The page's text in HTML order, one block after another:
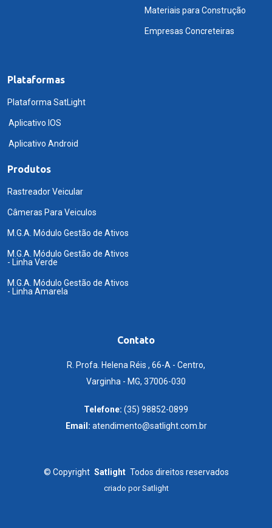
Materiais para Construção
Empresas Concreteiras
Plataformas
Plataforma SatLight
Aplicativo IOS
Aplicativo Android
Produtos
Rastreador Veicular
Câmeras Para Veiculos
M.G.A. Módulo Gestão de Ativos
M.G.A. Módulo Gestão de Ativos
- Linha Verde
M.G.A. Módulo Gestão de Ativos
- Linha Amarela
Contato
R. Profa. Helena Réis , 66-A - Centro,
Varginha - MG, 37006-030
Telefone: (35) 98852-0899
Email: atendimento@satlight.com.br
© Copyright Satlight Todos direitos reservados
criado porSatlight